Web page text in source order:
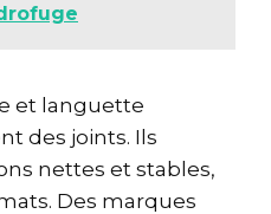
et languette
des joints. Ils
nettes et stables,
Des marques